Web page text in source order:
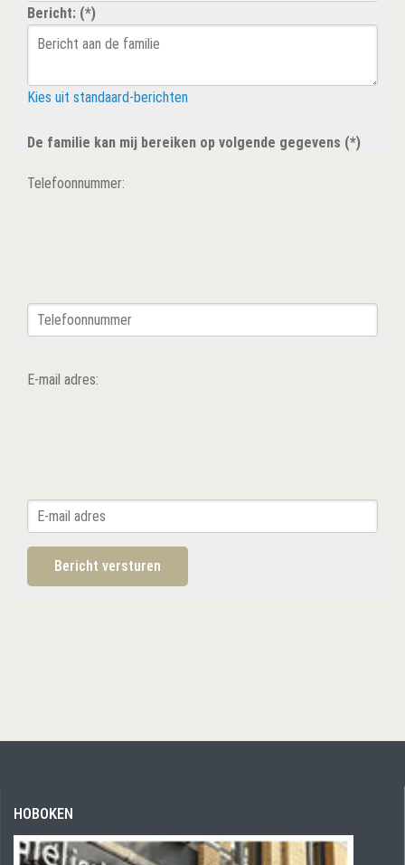
Bericht: (*)
Kies uit standaard-berichten
De familie kan mij bereiken op volgende gegevens (*)
Telefoonnummer:
E-mail adres:
HOBOKEN